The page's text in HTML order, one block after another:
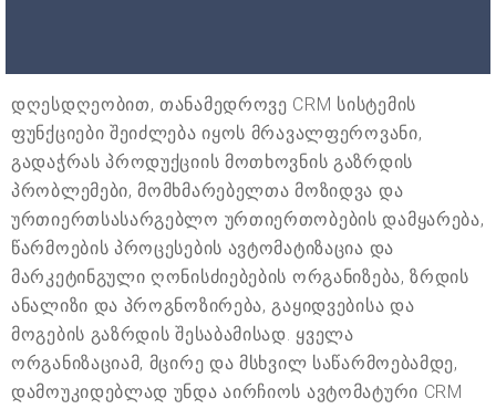
დღესდღეობით, თანამედროვე CRM სისტემის
ფუნქციები შეიძლება იყოს მრავალფეროვანი,
გადაჭრას პროდუქციის მოთხოვნის გაზრდის
პრობლემები, მომხმარებელთა მოზიდვა და
ურთიერთსასარგებლო ურთიერთობების დამყარება,
წარმოების პროცესების ავტომატიზაცია და
მარკეტინგული ღონისძიებების ორგანიზება, ზრდის
ანალიზი და პროგნოზირება, გაყიდვებისა და
მოგების გაზრდის შესაბამისად. ყველა
ორგანიზაციამ, მცირე და მსხვილ საწარმოებამდე,
დამოუკიდებლად უნდა აირჩიოს ავტომატური CRM